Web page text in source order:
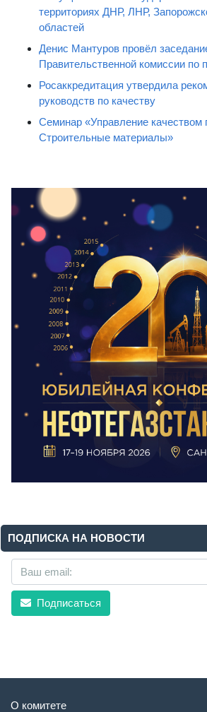
территориях ДНР, ЛНР,
областей
Денис Мантуров провёл
Правительственной комиссии по
Росаккредитация утвердила
руководств по качеству
Семинар «Управление качеством
Строительные материалы»
ПОДПИСКА НА НОВОСТИ
Подписаться
О комитете